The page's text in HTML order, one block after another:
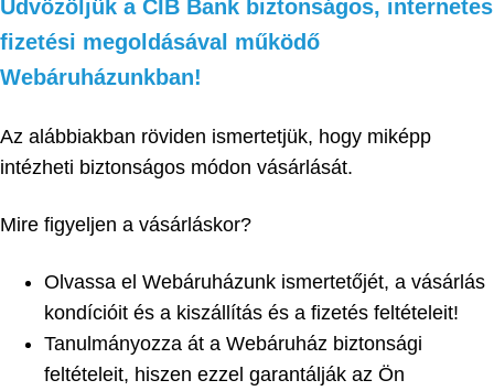
Üdvözöljük a CIB Bank biztonságos, internetes
fizetési megoldásával működő
Webáruházunkban!
Az alábbiakban röviden ismertetjük, hogy miképp
intézheti biztonságos módon vásárlását.
Mire figyeljen a vásárláskor?
Olvassa el Webáruházunk ismertetőjét, a vásárlás
kondícióit és a kiszállítás és a fizetés feltételeit!
Tanulmányozza át a Webáruház biztonsági
feltételeit, hiszen ezzel garantálják az Ön